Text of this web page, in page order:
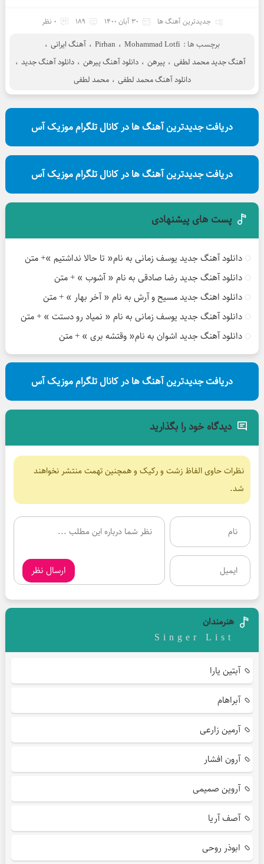
جدیدترین آهنگ ها 30 آبان 1400 189 0 نظر
برچسب ها : Mohammad Lotfi ، Pirhan ، آهنگ ایرانی ،
آهنگ جدید محمد لطفی ، پیرهن ، دانلود آهنگ پیرهن ، دانلود آهنگ جدید ،
دانلود آهنگ محمد لطفی ، محمد لطفی
دریافت جدیدترین آهنگ ها در کانال تلگرام موزیک آس
دریافت جدیدترین آهنگ ها در کانال تلگرام موزیک آس
پست های پیشنهادی
دانلود آهنگ جدید یوسف زمانی به نام« تا حالا نداشتیم »+ متن
دانلود آهنگ جدید رضا صادقی به نام « آشوب » + متن
دانلود اهنگ جدید مسیح و آرش به نام « آخر بهار » + متن
دانلود آهنگ جدید یوسف زمانی به نام « نمیاد رو دستت » + متن
دانلود آهنگ جدید اشوان به نام« وقتشه بری » + متن
دریافت جدیدترین آهنگ ها در کانال تلگرام موزیک آس
دیدگاه خود را بگذارید
نظرات حاوی الفاظ زشت و رکیک و همچنین تهمت منتشر نخواهند
شد.
ارسال نظر
هنرمندان
Singer List
آبتین یارا
آبراهام
آرمین زارعی
آرون افشار
آروین صمیمی
آصف آریا
ابوذر روحی